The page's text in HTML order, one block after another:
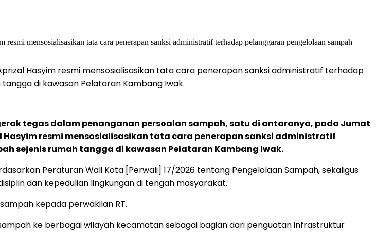
Hasyim resmi mensosialisasikan tata cara penerapan sanksi administratif terhadap
di kawasan Pelataran Kambang Iwak.
tegas dalam penanganan persoalan sampah, satu di antaranya, pada Jumat
Hasyim resmi mensosialisasikan tata cara penerapan sanksi administratif
sejenis rumah tangga di kawasan Pelataran Kambang Iwak.
Peraturan Wali Kota [Perwali] 17/2026 tentang Pengelolaan Sampah, sekaligus
dan kepedulian lingkungan di tengah masyarakat.
kepada perwakilan RT.
ke berbagai wilayah kecamatan sebagai bagian dari penguatan infrastruktur